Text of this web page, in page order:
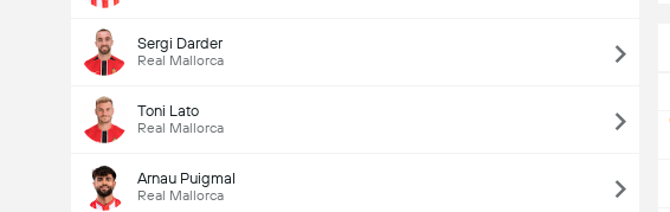
Sergi Darder
Real Mallorca
Toni Lato
Real Mallorca
Arnau Puigmal
Real Mallorca